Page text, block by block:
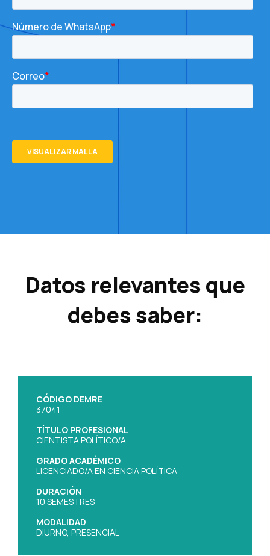
Datos relevantes que
debes saber:
CÓDIGO DEMRE
37041
TÍTULO PROFESIONAL
CIENTISTA POLÍTICO/A
GRADO ACADÉMICO
LICENCIADO/A EN CIENCIA POLÍTICA
DURACIÓN
10 SEMESTRES
MODALIDAD
DIURNO, PRESENCIAL